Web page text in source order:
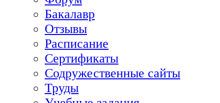
Бакалавр
Отзывы
Расписание
Сертификаты
Содружественные сайты
Труды